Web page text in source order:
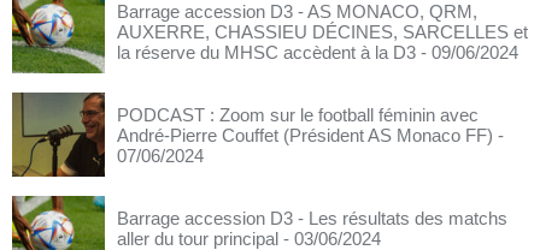
Barrage accession D3 - AS MONACO, QRM,
AUXERRE, CHASSIEU DÉCINES, SARCELLES et
la réserve du MHSC accèdent à la D3 - 09/06/2024
PODCAST : Zoom sur le football féminin avec
André-Pierre Couffet (Président AS Monaco FF) -
07/06/2024
Barrage accession D3 - Les résultats des matchs
aller du tour principal - 03/06/2024